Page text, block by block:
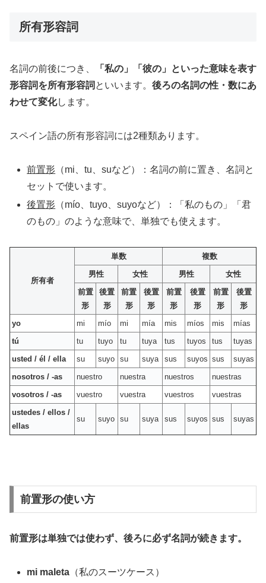
所有形容詞
名詞の前後につき、
「私の」「彼の」といった意味を表す
形容詞を所有形容詞 といいます。 後ろの名詞の性・数にあ
わせて変化します。
スペイン語の所有形容詞には2種類あります。
前置形 （mi、tu、suなど）：名詞の前に置き、名詞と
セットで使います。
後置形 （mío、tuyo、suyoなど）：「私のもの」「君
のもの」のような意味で、単独でも使えます。
所有者
単数
複数
男性
女性 男性
女性
前置
形
後置
形
前置
形
後置
形
前置
形
後置
形
前置
形
後置
形
yo
mi mío mi mía mis míos mis
mías
tú
tu tuyo tu tuya tus tuyos tus
tuyas
usted / él / ella
su suyo su suya sus suyos sus
suyas
nosotros / -as
nuestro nuestra nuestros
nuestras
vosotros / -as
vuestro vuestra vuestros
vuestras
ustedes / ellos /
ellas
su suyo su suya sus suyos sus suyas
前置形の使い方
前置形は単独では使わず、後ろに必ず名詞が続きます。
mi maleta （私のスーツケース）